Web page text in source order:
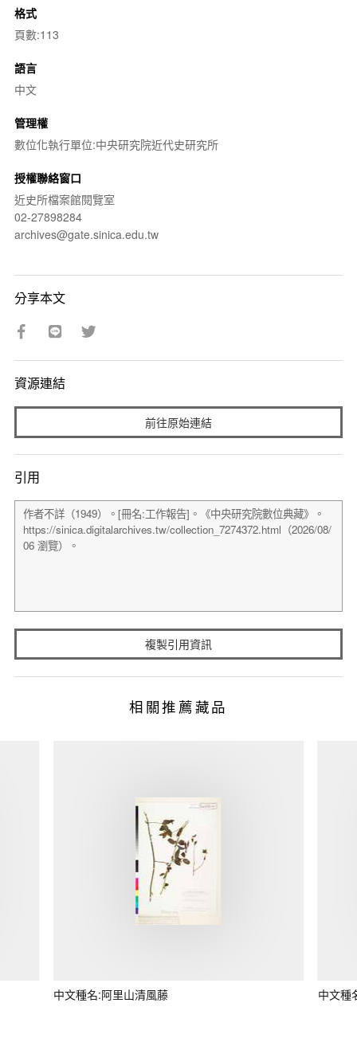
格式
頁數:113
語言
中文
管理權
數位化執行單位:中央研究院近代史研究所
授權聯絡窗口
近史所檔案館閱覽室
02-27898284
archives@gate.sinica.edu.tw
分享本文
資源連結
前往原始連結
引用
複製引用資訊
相關推薦藏品
中文種名:阿里山清風藤 中文種